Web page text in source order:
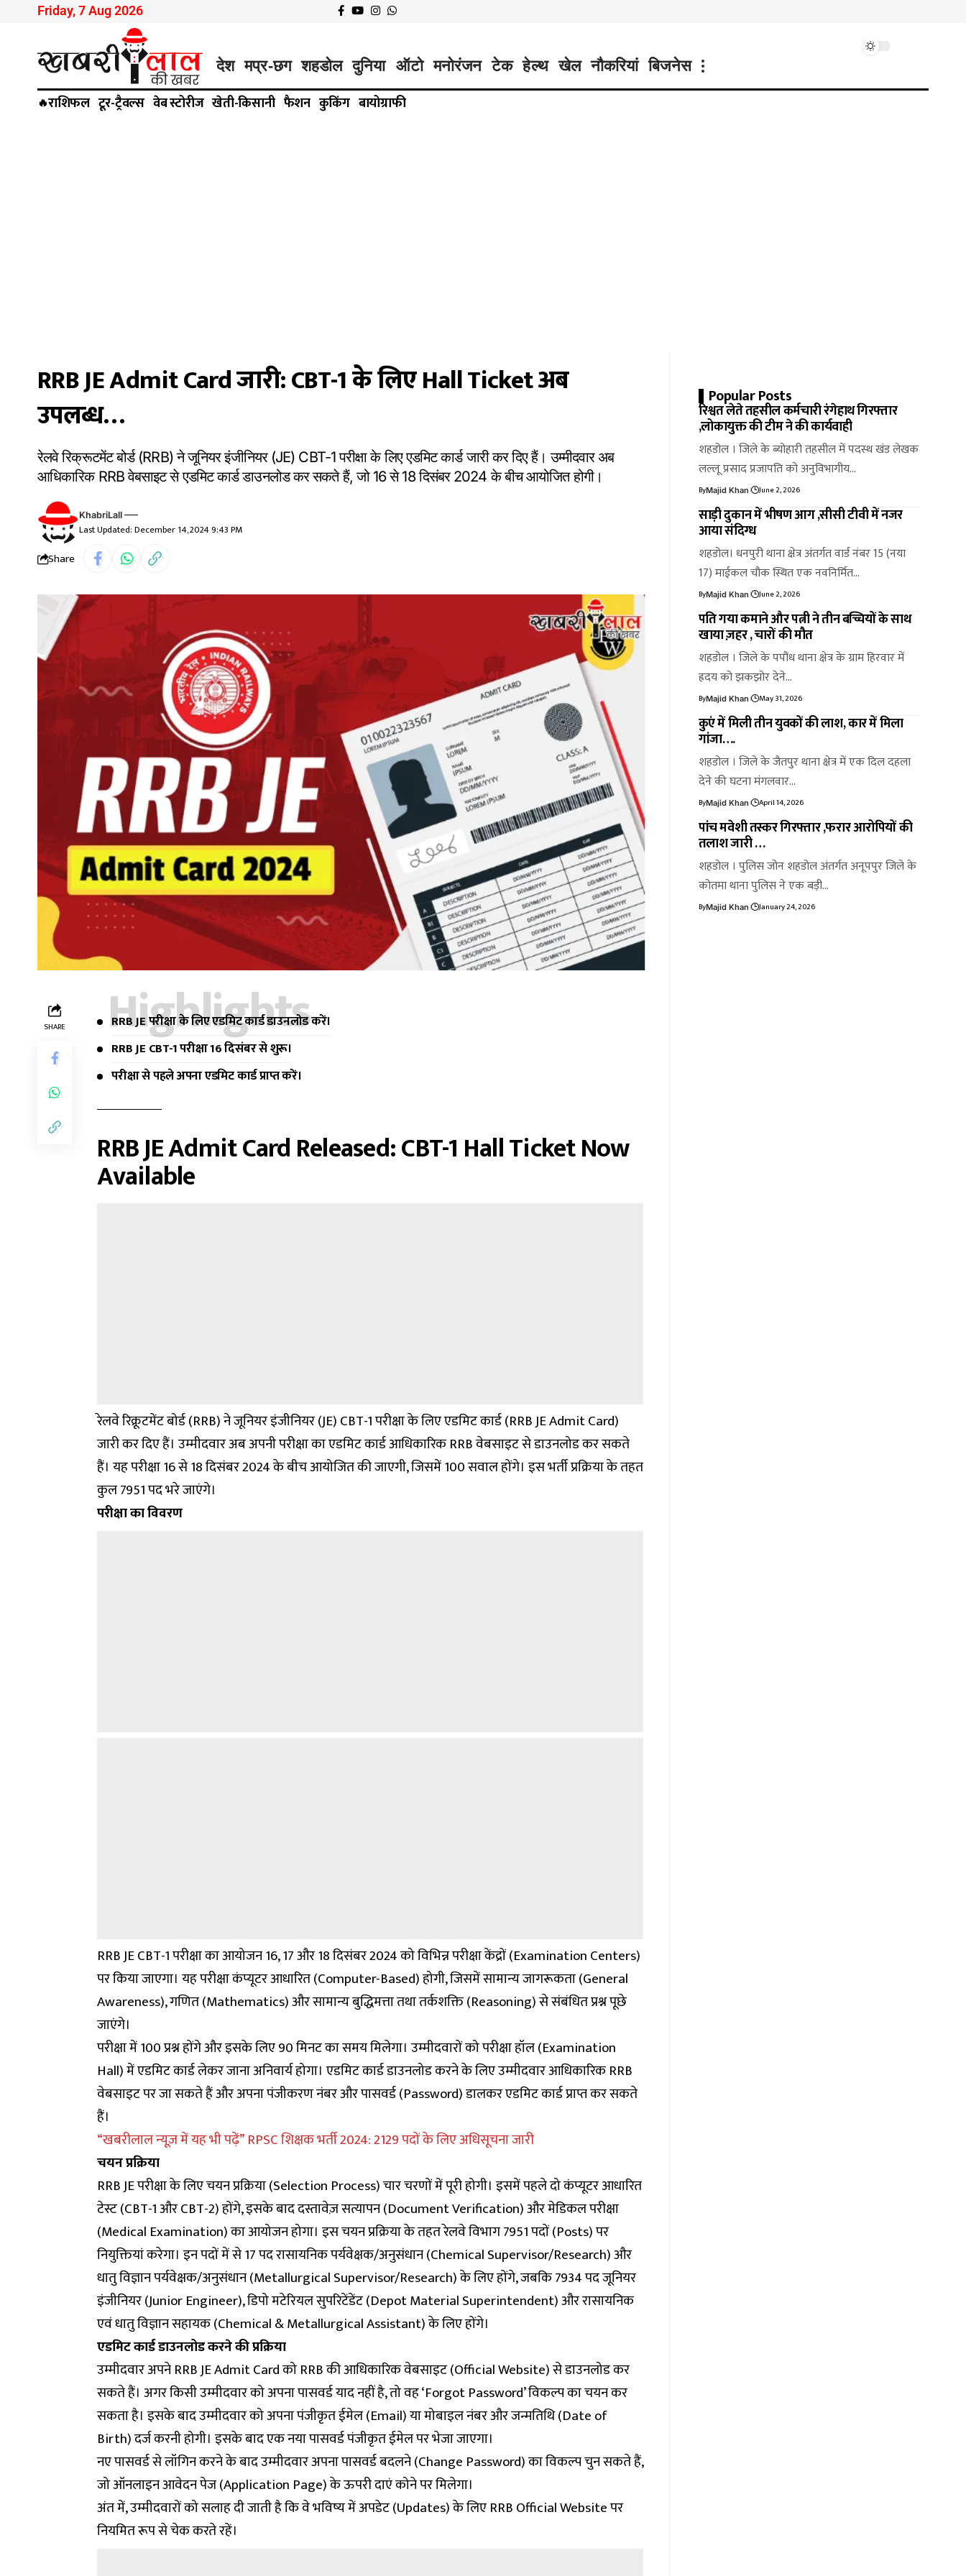
Friday, 7 Aug 2026
देश मप्र-छग शहडोल दुनिया ऑटो मनोरंजन टेक हेल्थ खेल नौकरियां बिजनेस
🔥राशिफल टूर-ट्रैवल्स वेब स्टोरीज खेती-किसानी फैशन कुकिंग बायोग्राफी
RRB JE Admit Card जारी: CBT-1 के लिए Hall Ticket अब
उपलब्ध…
रेलवे रिक्रूटमेंट बोर्ड (RRB) ने जूनियर इंजीनियर (JE) CBT-1 परीक्षा के लिए एडमिट कार्ड जारी कर दिए हैं। उम्मीदवार अब
आधिकारिक RRB वेबसाइट से एडमिट कार्ड डाउनलोड कर सकते हैं, जो 16 से 18 दिसंबर 2024 के बीच आयोजित होगी।
Last Updated: December 14, 2024 9:43 PM
KhabriLall
Share
SHARE Highlights
RRB JE परीक्षा के लिए एडमिट कार्ड डाउनलोड करें।
RRB JE CBT-1 परीक्षा 16 दिसंबर से शुरू।
परीक्षा से पहले अपना एडमिट कार्ड प्राप्त करें।
RRB JE Admit Card Released: CBT-1 Hall Ticket Now
Available
रेलवे रिक्रूटमेंट बोर्ड (RRB) ने जूनियर इंजीनियर (JE) CBT-1 परीक्षा के लिए एडमिट कार्ड (RRB JE Admit Card)
जारी कर दिए हैं। उम्मीदवार अब अपनी परीक्षा का एडमिट कार्ड आधिकारिक RRB वेबसाइट से डाउनलोड कर सकते
हैं। यह परीक्षा 16 से 18 दिसंबर 2024 के बीच आयोजित की जाएगी, जिसमें 100 सवाल होंगे। इस भर्ती प्रक्रिया के तहत
कुल 7951 पद भरे जाएंगे।
परीक्षा का विवरण
RRB JE CBT-1 परीक्षा का आयोजन 16, 17 और 18 दिसंबर 2024 को विभिन्न परीक्षा केंद्रों (Examination Centers)
पर किया जाएगा। यह परीक्षा कंप्यूटर आधारित (Computer-Based) होगी, जिसमें सामान्य जागरूकता (General
Awareness), गणित (Mathematics) और सामान्य बुद्धिमत्ता तथा तर्कशक्ति (Reasoning) से संबंधित प्रश्न पूछे
जाएंगे।
परीक्षा में 100 प्रश्न होंगे और इसके लिए 90 मिनट का समय मिलेगा। उम्मीदवारों को परीक्षा हॉल (Examination
Hall) में एडमिट कार्ड लेकर जाना अनिवार्य होगा। एडमिट कार्ड डाउनलोड करने के लिए उम्मीदवार आधिकारिक RRB
वेबसाइट पर जा सकते हैं और अपना पंजीकरण नंबर और पासवर्ड (Password) डालकर एडमिट कार्ड प्राप्त कर सकते
हैं।
“खबरीलाल न्यूज़ में यह भी पढ़ें” RPSC शिक्षक भर्ती 2024: 2129 पदों के लिए अधिसूचना जारी
चयन प्रक्रिया
RRB JE परीक्षा के लिए चयन प्रक्रिया (Selection Process) चार चरणों में पूरी होगी। इसमें पहले दो कंप्यूटर आधारित
टेस्ट (CBT-1 और CBT-2) होंगे, इसके बाद दस्तावेज़ सत्यापन (Document Verification) और मेडिकल परीक्षा
(Medical Examination) का आयोजन होगा। इस चयन प्रक्रिया के तहत रेलवे विभाग 7951 पदों (Posts) पर
नियुक्तियां करेगा। इन पदों में से 17 पद रासायनिक पर्यवेक्षक/अनुसंधान (Chemical Supervisor/Research) और
धातु विज्ञान पर्यवेक्षक/अनुसंधान (Metallurgical Supervisor/Research) के लिए होंगे, जबकि 7934 पद जूनियर
इंजीनियर (Junior Engineer), डिपो मटेरियल सुपरिटेंडेंट (Depot Material Superintendent) और रासायनिक
एवं धातु विज्ञान सहायक (Chemical & Metallurgical Assistant) के लिए होंगे।
एडमिट कार्ड डाउनलोड करने की प्रक्रिया
उम्मीदवार अपनेRRB JE Admit Cardको RRB की आधिकारिक वेबसाइट (Official Website) से डाउनलोड कर
सकते हैं। अगर किसी उम्मीदवार को अपना पासवर्ड याद नहीं है, तो वह ‘Forgot Password’ विकल्प का चयन कर
सकता है। इसके बाद उम्मीदवार को अपना पंजीकृत ईमेल (Email) या मोबाइल नंबर और जन्मतिथि (Date of
Birth) दर्ज करनी होगी। इसके बाद एक नया पासवर्ड पंजीकृत ईमेल पर भेजा जाएगा।
नए पासवर्ड से लॉगिन करने के बाद उम्मीदवार अपना पासवर्ड बदलने (Change Password) का विकल्प चुन सकते हैं,
जो ऑनलाइन आवेदन पेज (Application Page) के ऊपरी दाएं कोने पर मिलेगा।
अंत में, उम्मीदवारों को सलाह दी जाती है कि वे भविष्य में अपडेट (Updates) के लिएRRB Official Websiteपर
नियमित रूप से चेक करते रहें।
Popular Posts
रिश्वत लेते तहसील कर्मचारी रंगेहाथ गिरफ्तार
,लोकायुक्त की टीम ने की कार्यवाही
शहडोल । जिले के ब्योहारी तहसील में पदस्थ खंड लेखक
लल्लू प्रसाद प्रजापति को अनुविभागीय…
ByMajid Khan June 2, 2026
साड़ी दुकान में भीषण आग ,सीसी टीवी में नजर
आया संदिग्ध
शहडोल। धनपुरी थाना क्षेत्र अंतर्गत वार्ड नंबर 15 (नया
17) माईकल चौक स्थित एक नवनिर्मित…
ByMajid Khan June 2, 2026
पति गया कमाने और पत्नी ने तीन बच्चियों के साथ
खाया ज़हर , चारों की मौत
शहडोल । जिले के पपौंध थाना क्षेत्र के ग्राम हिरवार में
ह्रदय को झकझोर देने…
ByMajid Khan May 31, 2026
कुएं में मिली तीन युवकों की लाश, कार में मिला
गांजा….
शहडोल । जिले के जैतपुर थाना क्षेत्र में एक दिल दहला
देने की घटना मंगलवार…
ByMajid Khan April 14, 2026
पांच मवेशी तस्कर गिरफ्तार ,फरार आरोपियों की
तलाश जारी …
शहडोल । पुलिस जोन शहडोल अंतर्गत अनूपपुर जिले के
कोतमा थाना पुलिस ने एक बड़ी…
ByMajid Khan January 24, 2026